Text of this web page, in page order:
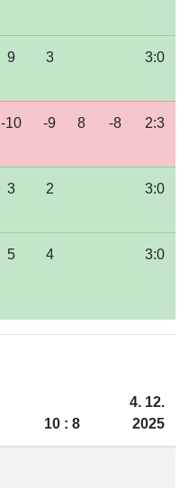
9 3 3:0
-10 -9 8 -8 2:3
3 2 3:0
5 4 3:0
10 : 8
4. 12.
2025